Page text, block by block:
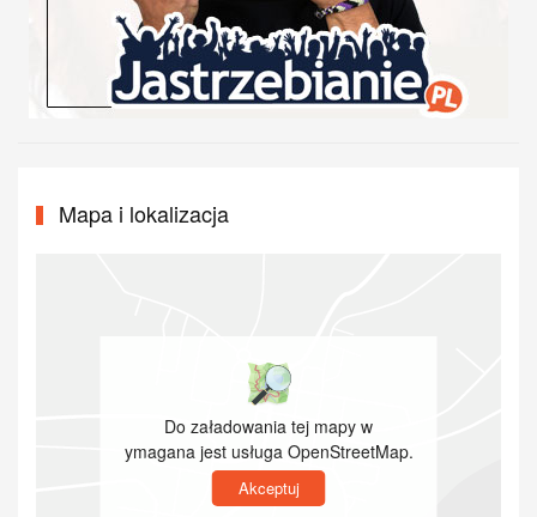
Mapa i lokalizacja
Do załadowania tej mapy w
ymagana jest usługa OpenStreetMap.
Akceptuj